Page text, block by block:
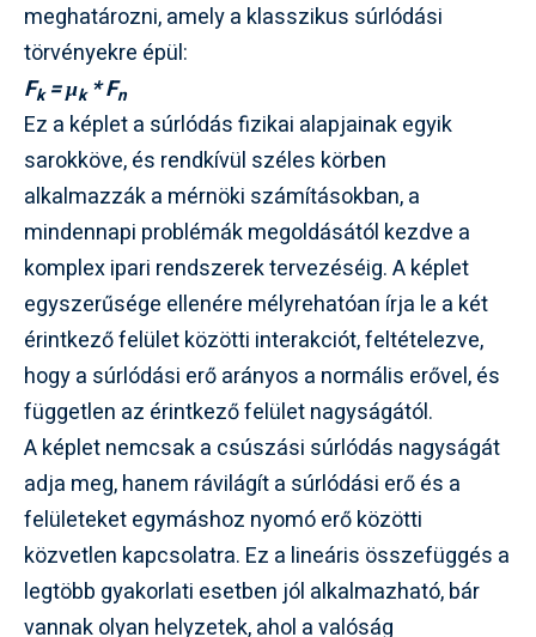
meghatározni, amely a klasszikus súrlódási
törvényekre épül:
Fk= μk* Fn
Ez a képlet a súrlódás fizikai alapjainak egyik
sarokköve, és rendkívül széles körben
alkalmazzák a mérnöki számításokban, a
mindennapi problémák megoldásától kezdve a
komplex ipari rendszerek tervezéséig. A képlet
egyszerűsége ellenére mélyrehatóan írja le a két
érintkező felület közötti interakciót, feltételezve,
hogy a súrlódási erő arányos a normális erővel, és
független az érintkező felület nagyságától.
A képlet nemcsak a csúszási súrlódás nagyságát
adja meg, hanem rávilágít a súrlódási erő és a
felületeket egymáshoz nyomó erő közötti
közvetlen kapcsolatra. Ez a lineáris összefüggés a
legtöbb gyakorlati esetben jól alkalmazható, bár
vannak olyan helyzetek, ahol a valóság